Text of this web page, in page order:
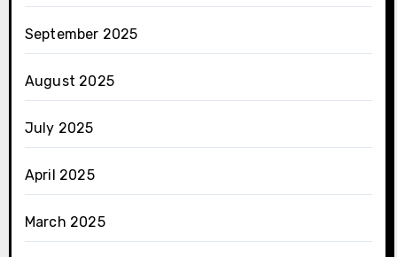
September 2025
August 2025
July 2025
April 2025
March 2025